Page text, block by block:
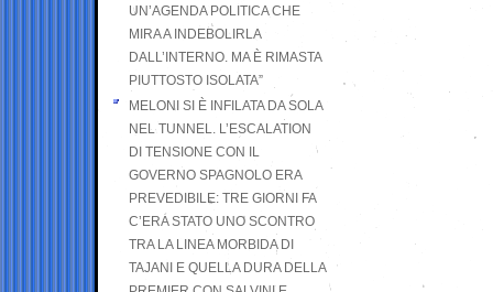
UN’AGENDA POLITICA CHE
MIRA A INDEBOLIRLA
DALL’INTERNO. MA È RIMASTA
PIUTTOSTO ISOLATA”
MELONI SI È INFILATA DA SOLA
NEL TUNNEL. L’ESCALATION
DI TENSIONE CON IL
GOVERNO SPAGNOLO ERA
PREVEDIBILE: TRE GIORNI FA
C’ERA STATO UNO SCONTRO
TRA LA LINEA MORBIDA DI
TAJANI E QUELLA DURA DELLA